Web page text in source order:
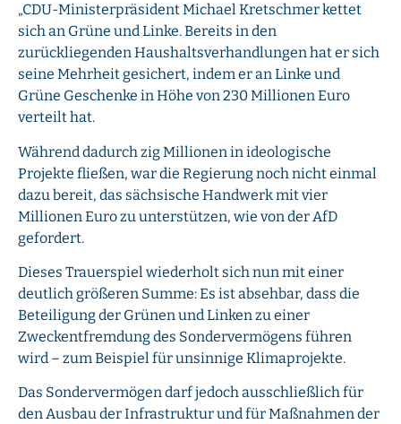
„CDU-Ministerpräsident Michael Kretschmer kettet
sich an Grüne und Linke. Bereits in den
zurückliegenden Haushaltsverhandlungen hat er sich
seine Mehrheit gesichert, indem er an Linke und
Grüne Geschenke in Höhe von 230 Millionen Euro
verteilt hat.
Während dadurch zig Millionen in ideologische
Projekte fließen, war die Regierung noch nicht einmal
dazu bereit, das sächsische Handwerk mit vier
Millionen Euro zu unterstützen, wie von der AfD
gefordert.
Dieses Trauerspiel wiederholt sich nun mit einer
deutlich größeren Summe: Es ist absehbar, dass die
Beteiligung der Grünen und Linken zu einer
Zweckentfremdung des Sondervermögens führen
wird – zum Beispiel für unsinnige Klimaprojekte.
Das Sondervermögen darf jedoch ausschließlich für
den Ausbau der Infrastruktur und für Maßnahmen der